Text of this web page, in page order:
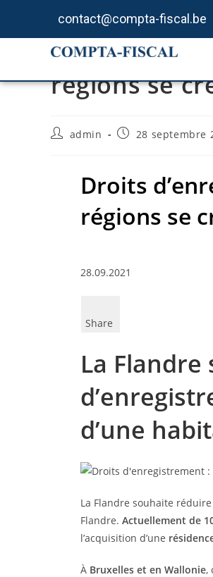
contact@compta-fiscal.be
Droits
régions se
admin 28 septembre
Droits
régions se
28.09.2021
Share
La
d’une
La Flandre souhaite
Flandre. Actuellement de
l’acquisition d’une
À Bruxelles et en Wallonie,